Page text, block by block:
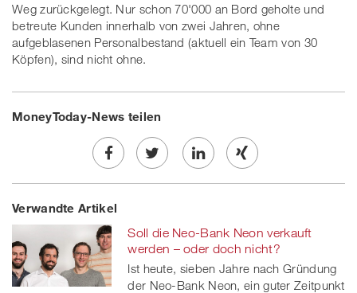
Weg zurückgelegt. Nur schon 70'000 an Bord geholte und
betreute Kunden innerhalb von zwei Jahren, ohne
aufgeblasenen Personalbestand (aktuell ein Team von 30
Köpfen), sind nicht ohne.
MoneyToday-News teilen
Share
on
Facebook
Twe
on
twitt
Share
linkedin
Share
Xing
Verwandte Artikel
Soll die Neo-Bank Neon verkauft
werden – oder doch nicht?
Ist heute, sieben Jahre nach Gründung
der Neo-Bank Neon, ein guter Zeitpunkt